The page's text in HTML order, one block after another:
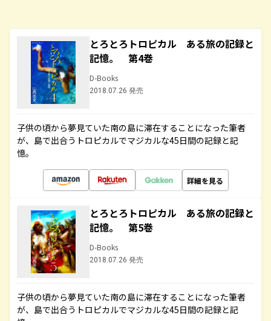
とろとろトロピカル ある旅の記録と
記憶。 第4巻
D-Books
2018.07.26 発売
子供の頃から夢見ていた南の島に滞在することになった筆者
が、島で出合うトロピカルでマジカルな45日間の記録と記
憶。
詳細を見る
とろとろトロピカル ある旅の記録と
記憶。 第5巻
D-Books
2018.07.26 発売
子供の頃から夢見ていた南の島に滞在することになった筆者
が、島で出合うトロピカルでマジカルな45日間の記録と記